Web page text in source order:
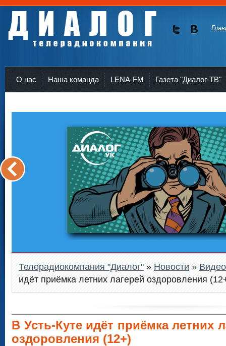
О нас Наша команда LENA-FM Газета "Диалог-ТВ"
Телерадиокомпания "Диалог" » Новости »
идёт приёмка летних лагерей оздоровления
В Усть-Куте идёт приёмка летних
оздоровления (12+)